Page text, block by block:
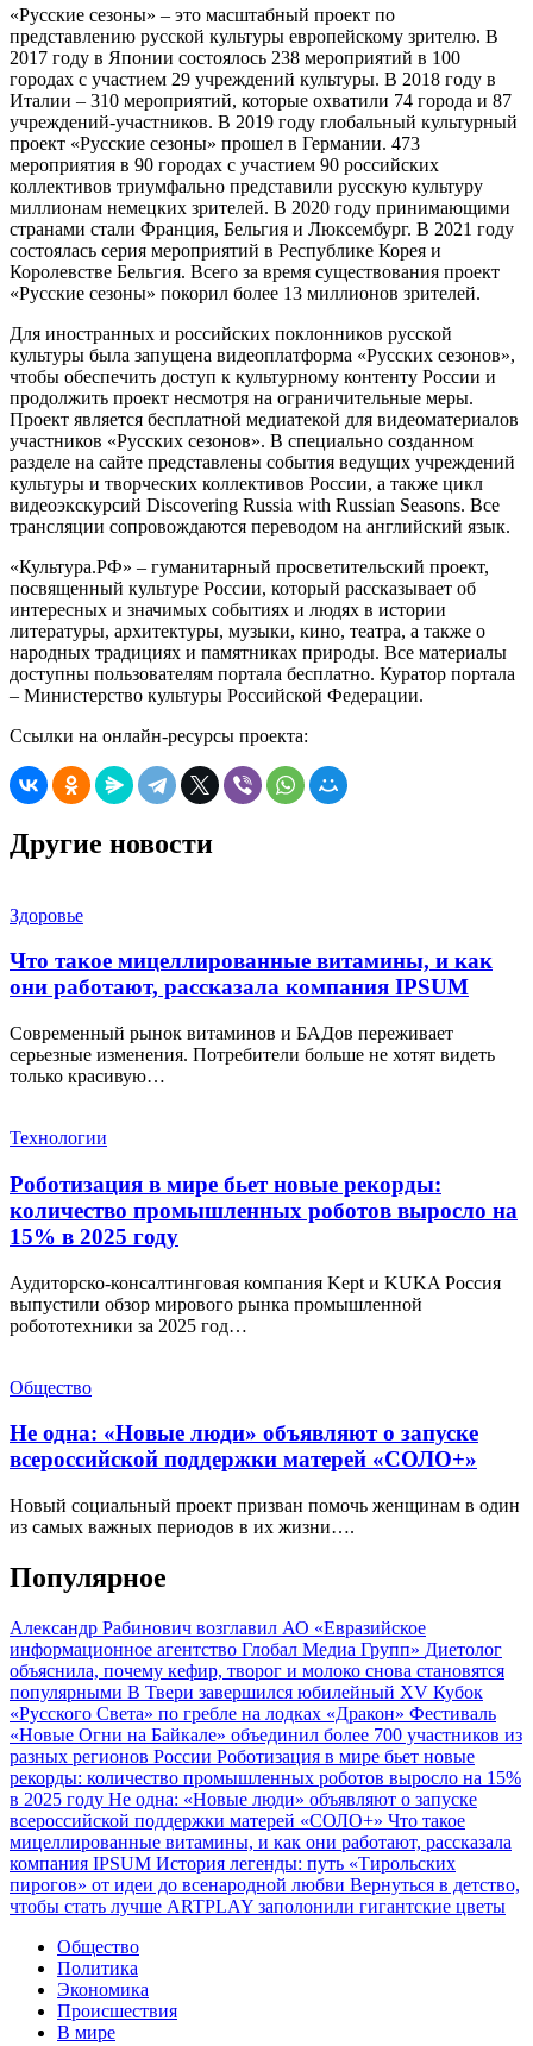
«Русские сезоны» ‒ это масштабный проект по
представлению русской культуры европейскому зрителю. В
2017 году в Японии состоялось 238 мероприятий в 100
городах с участием 29 учреждений культуры. В 2018 году в
Италии ‒ 310 мероприятий, которые охватили 74 города и 87
учреждений-участников. В 2019 году глобальный культурный
проект «Русские сезоны» прошел в Германии. 473
мероприятия в 90 городах с участием 90 российских
коллективов триумфально представили русскую культуру
миллионам немецких зрителей. В 2020 году принимающими
странами стали Франция, Бельгия и Люксембург. В 2021 году
состоялась серия мероприятий в Республике Корея и
Королевстве Бельгия. Всего за время существования проект
«Русские сезоны» покорил более 13 миллионов зрителей.
Для иностранных и российских поклонников русской
культуры была запущена видеоплатформа «Русских сезонов»,
чтобы обеспечить доступ к культурному контенту России и
продолжить проект несмотря на ограничительные меры.
Проект является бесплатной медиатекой для видеоматериалов
участников «Русских сезонов». В специально созданном
разделе на сайте представлены события ведущих учреждений
культуры и творческих коллективов России, а также цикл
видеоэкскурсий Discovering Russia with Russian Seasons. Все
трансляции сопровождаются переводом на английский язык.
«Культура.РФ» ‒ гуманитарный просветительский проект,
посвященный культуре России, который рассказывает об
интересных и значимых событиях и людях в истории
литературы, архитектуры, музыки, кино, театра, а также о
народных традициях и памятниках природы. Все материалы
доступны пользователям портала бесплатно. Куратор портала
‒ Министерство культуры Российской Федерации.
Ссылки на онлайн-ресурсы проекта:
Другие новости
Здоровье
Что такое мицеллированные витамины, и как
они работают, рассказала компания IPSUM
Современный рынок витаминов и БАДов переживает
серьезные изменения. Потребители больше не хотят видеть
только красивую…
Технологии
Роботизация в мире бьет новые рекорды:
количество промышленных роботов выросло на
15% в 2025 году
Аудиторско-консалтинговая компания Kept и KUKA Россия
выпустили обзор мирового рынка промышленной
робототехники за 2025 год…
Общество
Не одна: «Новые люди» объявляют о запуске
всероссийской поддержки матерей «СОЛО+»
Новый социальный проект призван помочь женщинам в один
из самых важных периодов в их жизни….
Популярное
Александр Рабинович возглавил АО «Евразийское
информационное агентство Глобал Медиа Групп» Диетолог
объяснила, почему кефир, творог и молоко снова становятся
популярными В Твери завершился юбилейный XV Кубок
«Русского Света» по гребле на лодках «Дракон» Фестиваль
«Новые Огни на Байкале» объединил более 700 участников из
разных регионов России Роботизация в мире бьет новые
рекорды: количество промышленных роботов выросло на 15%
в 2025 году Не одна: «Новые люди» объявляют о запуске
всероссийской поддержки матерей «СОЛО+» Что такое
мицеллированные витамины, и как они работают, рассказала
компания IPSUM История легенды: путь «Тирольских
пирогов» от идеи до всенародной любви Вернуться в детство,
чтобы стать лучше ARTPLAY заполонили гигантские цветы
Общество
Политика
Экономика
Происшествия
В мире